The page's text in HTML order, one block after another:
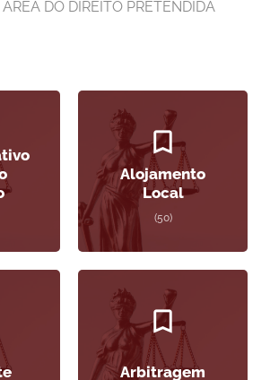
DO DIREITO PRETENDIDA
Alojamento
Local
(50)
Arbitragem